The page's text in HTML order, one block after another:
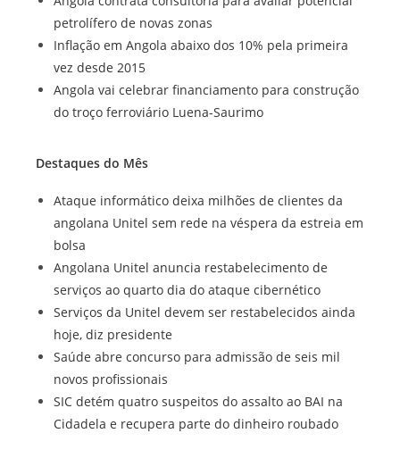
petrolífero de novas zonas
Inflação em Angola abaixo dos 10% pela primeira
vez desde 2015
Angola vai celebrar financiamento para construção
do troço ferroviário Luena-Saurimo
Destaques do Mês
Ataque informático deixa milhões de clientes da
angolana Unitel sem rede na véspera da estreia em
bolsa
Angolana Unitel anuncia restabelecimento de
serviços ao quarto dia do ataque cibernético
Serviços da Unitel devem ser restabelecidos ainda
hoje, diz presidente
Saúde abre concurso para admissão de seis mil
novos profissionais
SIC detém quatro suspeitos do assalto ao BAI na
Cidadela e recupera parte do dinheiro roubado